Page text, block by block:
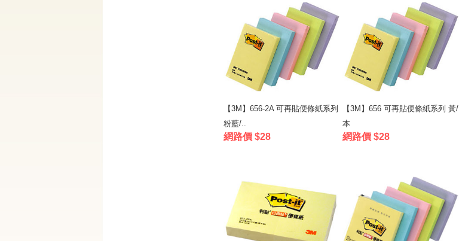
【3M】656-2A 可再貼便條紙系列
粉藍/..
網路價 $28
【3M】656 可再貼便條紙系列 黃/
本
網路價 $28